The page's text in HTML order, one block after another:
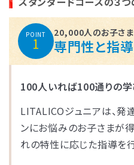
POINT
1
20,000人のお子さ
専門性と指
100人いれば100通りの
LITALICOジュニアは、発
ンにお悩みのお子さまが
れの特性に応じた指導を